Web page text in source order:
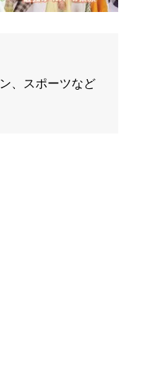
、スポーツなど